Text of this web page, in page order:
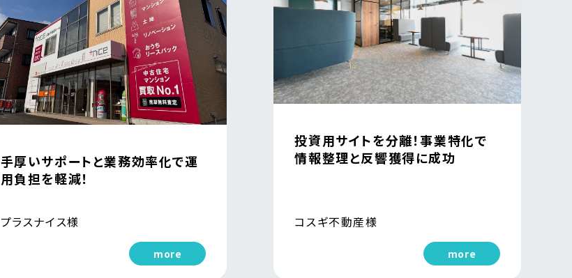
手厚いサポートと業務効率化で運
用負担を軽減！
プラスナイス様
more
投資用サイトを分離！事業特化で
情報整理と反響獲得に成功
コスギ不動産様
more